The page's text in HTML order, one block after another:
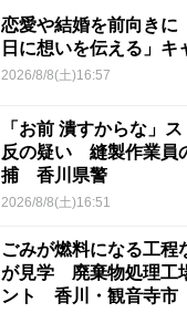
恋愛や結婚を前向き
日に想いを伝える」キ
2026/8/8(土)16:57
「お前 潰すからな」
反の疑い 縫製作業員
捕 香川県警
2026/8/8(土)16:51
ごみが燃料になる工程
が見学 廃棄物処理工
ント 香川・観音寺市